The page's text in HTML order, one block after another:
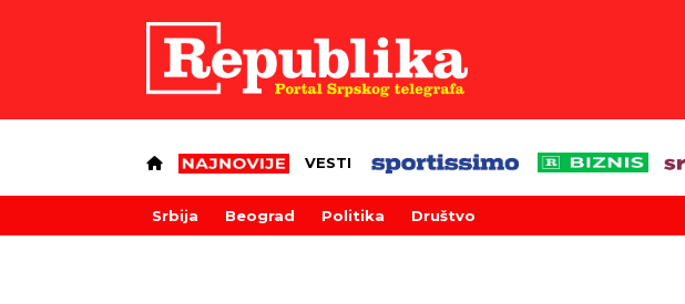
VESTI
Srbija Beograd Politika Društvo